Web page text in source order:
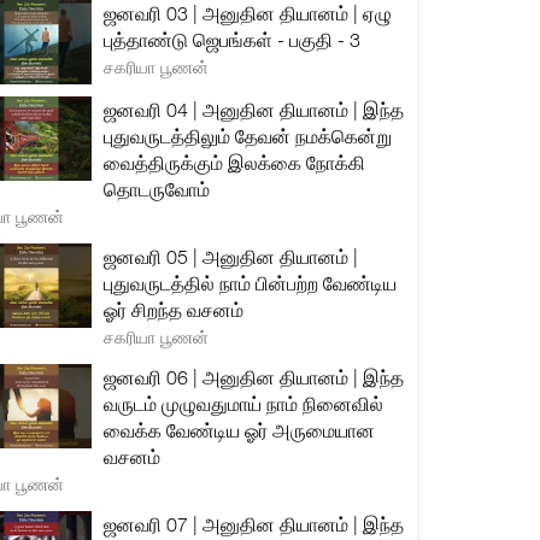
ஜனவரி 03 | அனுதின தியானம் | ஏழு
புத்தாண்டு ஜெபங்கள் - பகுதி - 3
சகரியா பூணன்
ஜனவரி 04 | அனுதின தியானம் | இந்த
புதுவருடத்திலும் தேவன் நமக்கென்று
வைத்திருக்கும் இலக்கை நோக்கி
தொடருவோம்
பூணன்
ஜனவரி 05 | அனுதின தியானம் |
புதுவருடத்தில் நாம் பின்பற்ற வேண்டிய
ஓர் சிறந்த வசனம்
சகரியா பூணன்
ஜனவரி 06 | அனுதின தியானம் | இந்த
வருடம் முழுவதுமாய் நாம் நினைவில்
வைக்க வேண்டிய ஓர் அருமையான
வசனம்
பூணன்
ஜனவரி 07 | அனுதின தியானம் | இந்த